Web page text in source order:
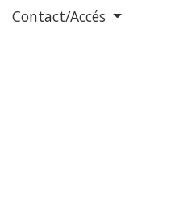
Contact/Accés